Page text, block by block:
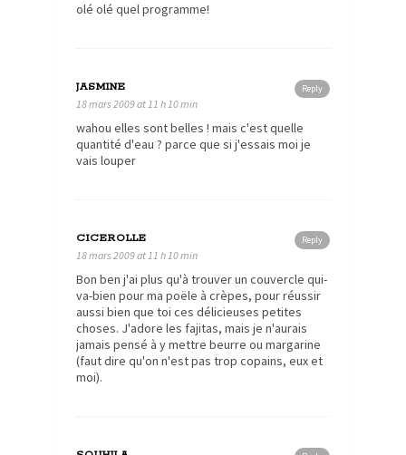
olé olé quel programme!
Reply
JASMINE
18 mars 2009 at 11 h 10 min
wahou elles sont belles ! mais c'est quelle
quantité d'eau ? parce que si j'essais moi je
vais louper
Reply
CICEROLLE
18 mars 2009 at 11 h 10 min
Bon ben j'ai plus qu'à trouver un couvercle qui-
va-bien pour ma poële à crèpes, pour réussir
aussi bien que toi ces délicieuses petites
choses. J'adore les fajitas, mais je n'aurais
jamais pensé à y mettre beurre ou margarine
(faut dire qu'on n'est pas trop copains, eux et
moi).